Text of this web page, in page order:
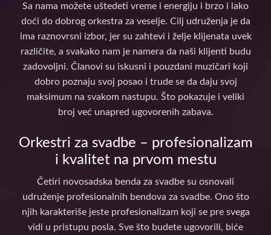
Sa nama možete uštedeti vreme i energiju i brzo i lako
doći do dobrog orkestra za veselje. Cilj udruženja je da
ima raznovrsni izbor, jer su zahtevi i želje klijenata uvek
različite, a svakako nam je namera da naši klijenti budu
zadovoljni. Članovi su iskusni i pouzdani muzičari koji
dobro poznaju svoj posao i trude se da daju svoj
maksimum na svakom nastupu. Što pokazuje i veliki
broj već unapred ugovorenih zabava.
Orkestri za svadbe – profesionalizam
i kvalitet na prvom mestu
Četiri novosadska benda za svadbe su osnovali
udruženje profesionalnih bendova za svadbe. Ono što
njih karakteriše jeste profesionalizam koji se pre svega
vidi u pristupu posla. Sve što budete ugovorili, biće